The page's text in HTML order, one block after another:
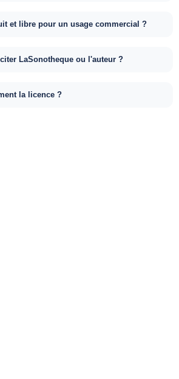
et libre pour un usage commercial ?
LaSonotheque ou l'auteur ?
la licence ?